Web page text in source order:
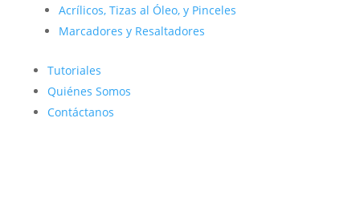
Acrílicos, Tizas al Óleo, y Pinceles
Marcadores y Resaltadores
Tutoriales
Quiénes Somos
Contáctanos